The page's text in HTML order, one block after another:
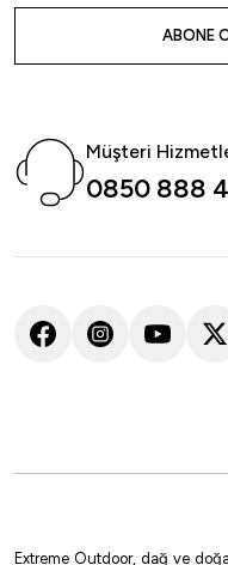
ABONE
Müşteri
0850 888
Extreme Outdoor, dağ ve